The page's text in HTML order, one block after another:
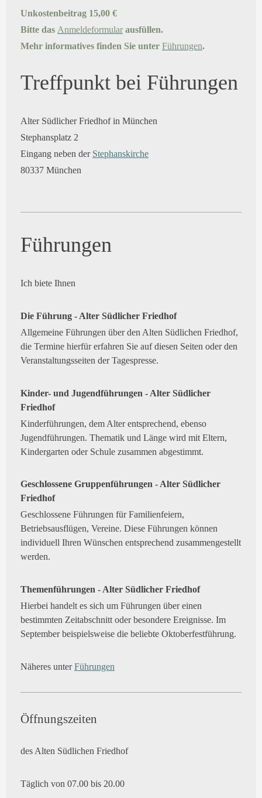
Unkostenbeitrag 15,00 €
Bitte das Anmeldeformular ausfüllen.
Mehr informatives finden Sie unter Führungen.
Treffpunkt bei Führungen
Alter Südlicher Friedhof in München
Stephansplatz 2
Eingang neben der Stephanskirche
80337 München
Führungen
Ich biete Ihnen
Die Führung - Alter Südlicher Friedhof
Allgemeine Führungen über den Alten Südlichen Friedhof,
die Termine hierfür erfahren Sie auf diesen Seiten oder den
Veranstaltungsseiten der Tagespresse.
Kinder- und Jugendführungen - Alter Südlicher
Friedhof
Kinderführungen, dem Alter entsprechend, ebenso
Jugendführungen. Thematik und Länge wird mit Eltern,
Kindergarten oder Schule zusammen abgestimmt.
Geschlossene Gruppenführungen - Alter Südlicher
Friedhof
Geschlossene Führungen für Familienfeiern,
Betriebsausflügen, Vereine. Diese Führungen können
individuell Ihren Wünschen entsprechend zusammengestellt
werden.
Themenführungen - Alter Südlicher Friedhof
Hierbei handelt es sich um Führungen über einen
bestimmten Zeitabschnitt oder besondere Ereignisse. Im
September beispielsweise die beliebte Oktoberfestführung.
Näheres unterFührungen
Öffnungszeiten
des Alten Südlichen Friedhof
Täglich von 07.00 bis 20.00